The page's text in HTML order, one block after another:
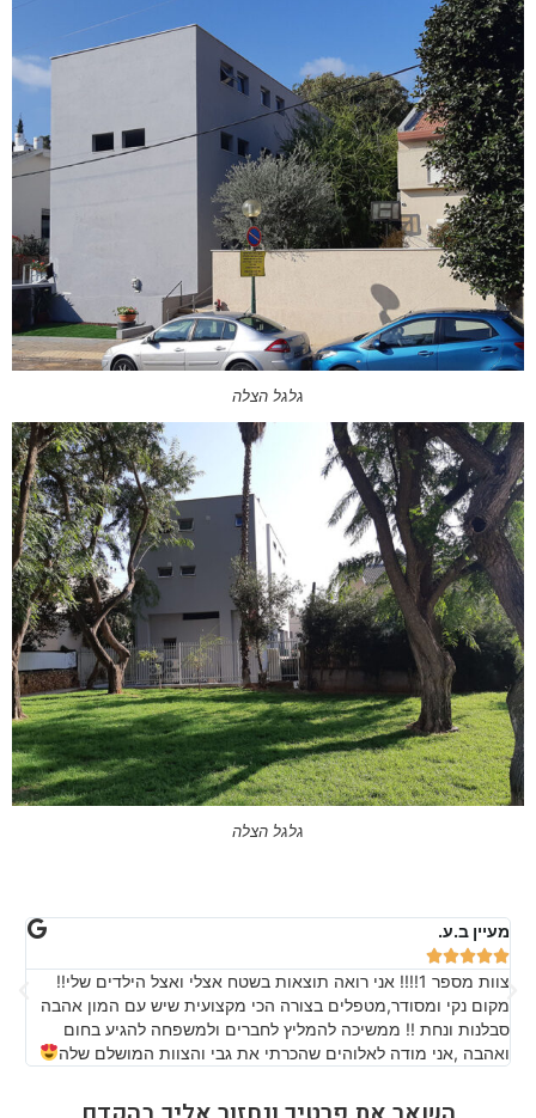
גלגל הצלה
גלגל הצלה
מעיין ב.ע.





צוות מספר 1!!!! אני רואה תוצאות בשטח אצלי ואצל הילדים שלי!!
מקום נקי ומסודר,מטפלים בצורה הכי מקצועית שיש עם המון אהבה
סבלנות ונחת !! ממשיכה להמליץ לחברים ולמשפחה להגיע בחום
ואהבה ,אני מודה לאלוהים שהכרתי את גבי והצוות המושלם שלה